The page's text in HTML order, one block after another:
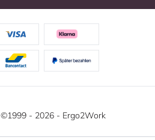
©1999 - 2026 - Ergo2Work